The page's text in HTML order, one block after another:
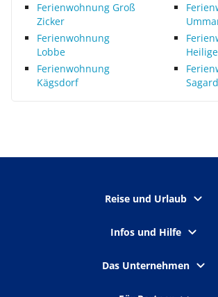
Ferienwohnung Groß
Zicker
Ferienwohnung
Lobbe
Ferienwohnung
Kägsdorf
Sagard
Reise und Urlaub
Infos und Hilfe
Das Unternehmen